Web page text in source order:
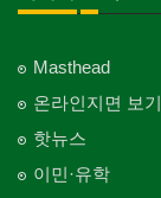
Masthead
온라인지면 보기
핫뉴스
이민·유학